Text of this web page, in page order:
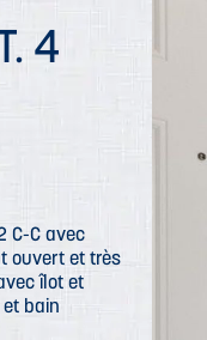
4
C-C avec
ouvert et très
îlot et
bain